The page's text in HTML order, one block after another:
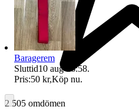
2 505 omdömen
Baragerem
Sluttid10 aug 16:58.
Pris:50 kr,Köp nu.